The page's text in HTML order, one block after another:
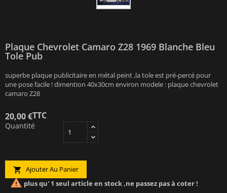
Plaque Chevrolet Camaro Z28 1969 Blanche Bleu
Tole Pub
superbe plaque publicitaire en métal peint ,la tole est pré-percé pour
une pose facile ! dimention 40x30cm environ modele : plaque chevrolet
camaro Z28
20,00 €TTC
Quantité
 Ajouter Au Panier
 plus qu' 1 seul article en stock ,ne passez pas à coter !